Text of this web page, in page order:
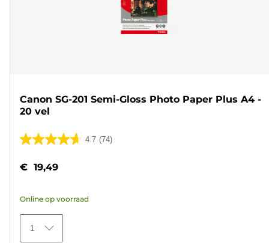
Canon SG-201 Semi-Gloss Photo Paper Plus A4 -
20 vel
4.7 (74)
4.7
de
sterren.
74
beoordelingen
€ 19,49
Online op voorraad
1